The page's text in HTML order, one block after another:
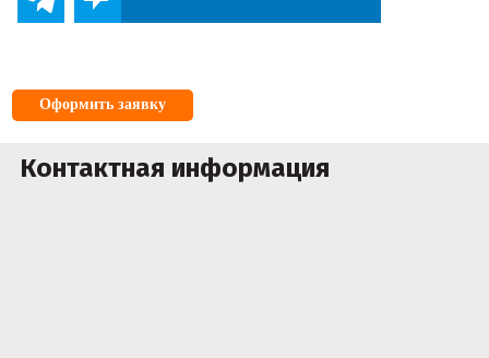
Оформить заявку
Контактная информация